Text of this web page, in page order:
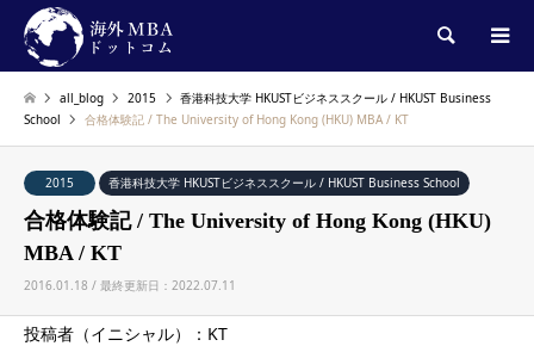
検索
all_blog 2015
香港科技大学 HKUSTビジネススクール / HKUST Business
School
合格体験記 / The University of Hong Kong (HKU) MBA / KT
2015 香港科技大学 HKUSTビジネススクール / HKUST Business School
合格体験記 / The University of Hong Kong (HKU)
MBA / KT
2016.01.18 / 最終更新日：2022.07.11
投稿者（イニシャル）：KT